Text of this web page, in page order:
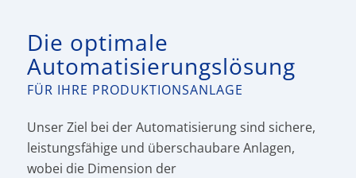
Die optimale
Automatisierungslösung
FÜR IHRE PRODUKTIONSANLAGE
Unser Ziel bei der Automatisierung sind sichere,
leistungsfähige und überschaubare Anlagen,
wobei die Dimension der